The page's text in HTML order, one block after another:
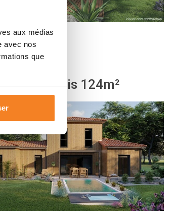
aux médias
avec nos
que
Atrium bois 124m²